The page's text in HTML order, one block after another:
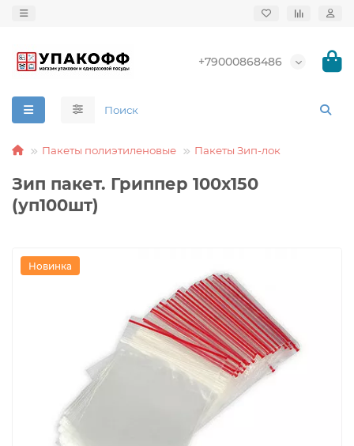
+79000868486
Пакеты полиэтиленовые Пакеты Зип-лок
Зип пакет. Гриппер 100х150
(уп100шт)
Новинка